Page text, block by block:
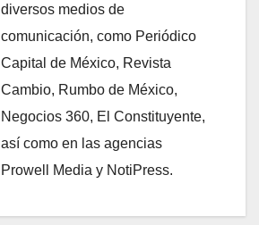
diversos medios de
comunicación, como Periódico
Capital de México, Revista
Cambio, Rumbo de México,
Negocios 360, El Constituyente,
así como en las agencias
Prowell Media y NotiPress.